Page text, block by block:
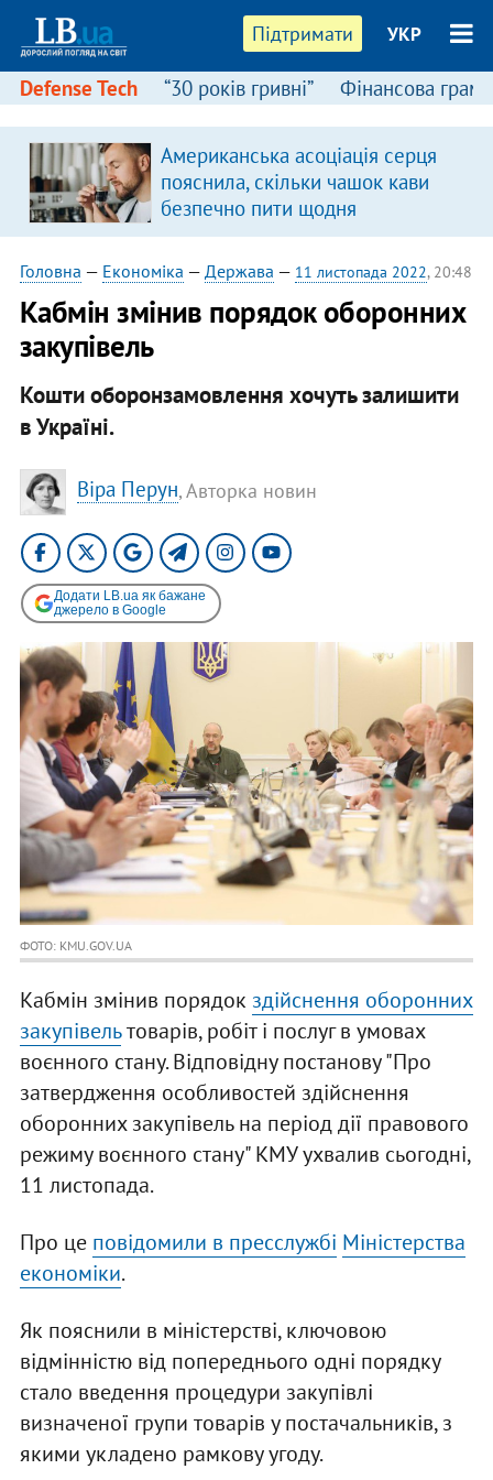
Підтримати УКР
Defense Tech “30 років гривні” Фінансова
Американська асоціація серця
пояснила, скільки чашок кави
безпечно пити щодня
Головна — Економіка — Держава — 11 листопада 2022, 20:48
Кабмін змінив порядок оборонних
закупівель
Кошти оборонзамовлення хочуть залишити
в Україні.
Віра Перун, Авторка новин
Додати LB.ua як бажане
джерело в Google
ФОТО: KMU.GOV.UA
Кабмін змінив порядок здійснення оборонних
закупівельтоварів, робіт і послуг в умовах
воєнного стану. Відповідну постанову "Про
затвердження особливостей здійснення
оборонних закупівель на період дії правового
режиму воєнного стану" КМУ ухвалив сьогодні,
11 листопада.
Про це повідомили в пресслужбі Міністерства
економіки.
Як пояснили в міністерстві, ключовою
відмінністю від попереднього одні порядку
стало введення процедури закупівлі
визначеної групи товарів у постачальників, з
якими укладено рамкову угоду.